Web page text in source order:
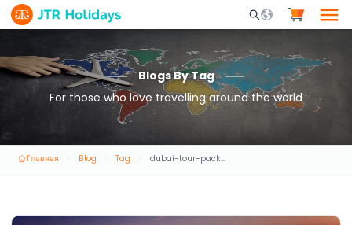
Mobile Search
Blogs By Tag
For those who love travelling around the world
Главная Blog Tag dubai-tour-packages